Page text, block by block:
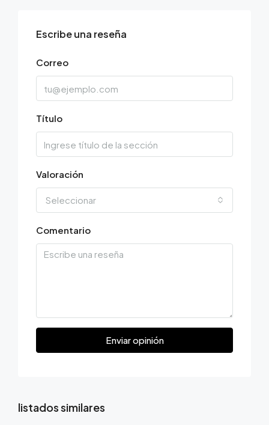
Escribe una reseña
Correo
Título
Valoración
Seleccionar
Comentario
Enviar opinión
listados similares